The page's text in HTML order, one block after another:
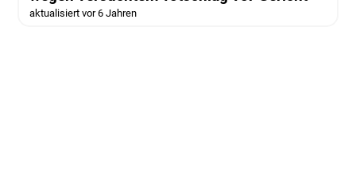
aktualisiert vor 6 Jahren